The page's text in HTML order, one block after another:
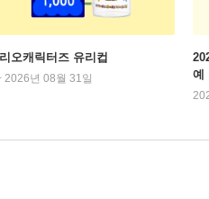
오캐릭터즈 유리컵
년 08월 31일
예